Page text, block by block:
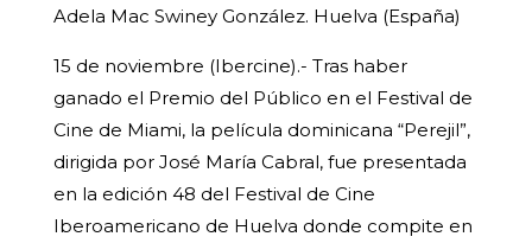
Adela Mac Swiney González. Huelva (España)
15 de noviembre (Ibercine).- Tras haber
ganado el Premio del Público en el Festival de
Cine de Miami, la película dominicana “Perejil”,
dirigida por José María Cabral, fue presentada
en la edición 48 del Festival de Cine
Iberoamericano de Huelva donde compite en